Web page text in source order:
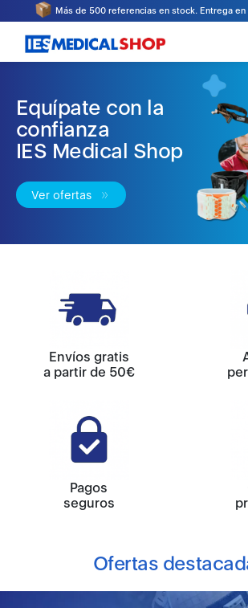
Más de 500 referencias en stock. Entrega
Equípate con la
confianza
IES Medical Shop
Ver ofertas
Envíos gratis
a partir de 50€
Pagos
seguros
Ofertas